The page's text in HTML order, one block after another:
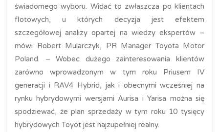
świadomego wyboru. Widać to zwłaszcza po klientach
flotowych, u których decyzja jest efektem
szczegółowej analizy opartej na wiedzy ekspertów –
mówi Robert Mularczyk, PR Manager Toyota Motor
Poland. – Wobec dużego zainteresowania klientów
zarówno wprowadzonym w tym roku Priusem IV
generacji i RAV4 Hybrid, jak i obecnymi wcześniej na
rynku hybrydowymi wersjami Aurisa i Yarisa można się
spodziewać, że plan sprzedaży w tym roku 10 tysięcy
hybrydowych Toyot jest najzupełniej realny.